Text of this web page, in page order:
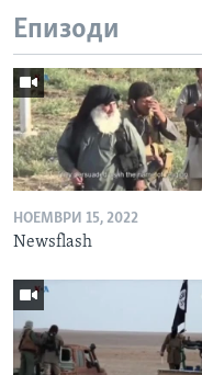
Епизоди
НОЕМВРИ 15, 2022
Newsflash